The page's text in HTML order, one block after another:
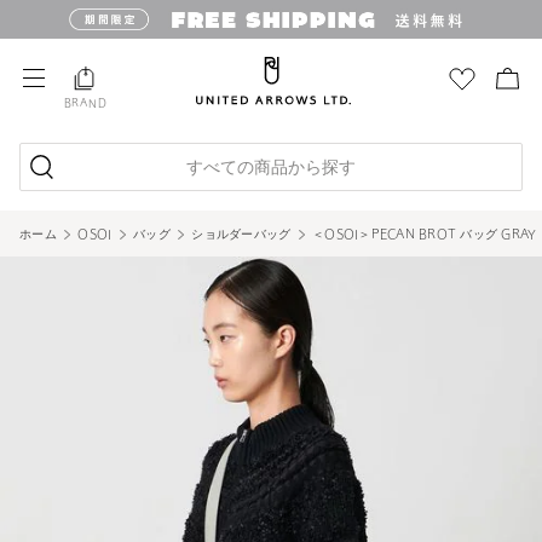
BRAND
すべての商品から探す
ホーム OSOI バッグ ショルダーバッグ ＜OSOI＞PECAN BROT バッグ GRAY